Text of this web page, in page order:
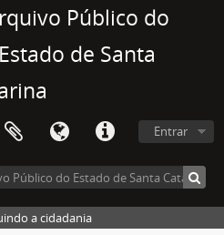
Público do
Estado de Santa
Entrar
a cidadania